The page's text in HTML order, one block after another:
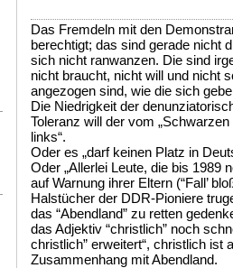
Das Fremdeln mit den
berechtigt; das sind gerade nicht
sich nicht ranwanzen. Die sind
nicht braucht, nicht will und nicht
angezogen sind, wie die sich
Die Niedrigkeit der
Toleranz will der vom
links“.
Oder es „darf keinen Platz in
Oder „Allerlei Leute, die bis 1989
auf Warnung ihrer Eltern (“Fall’
Halstücher der DDR-Pioniere
das “Abendland” zu retten
das Adjektiv “christlich” noch
christlich” erweitert“, christlich ist
Zusammenhang mit Abendland.